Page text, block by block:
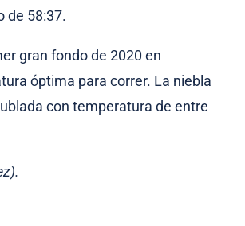
de 58:37.
gran fondo de 2020 en
óptima para correr. La niebla
con temperatura de entre